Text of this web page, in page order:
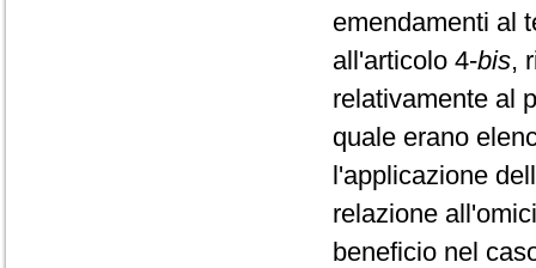
emendamenti al
all'articolo 4-bis,
relativamente al
quale erano
l'applicazione
relazione
beneficio nel